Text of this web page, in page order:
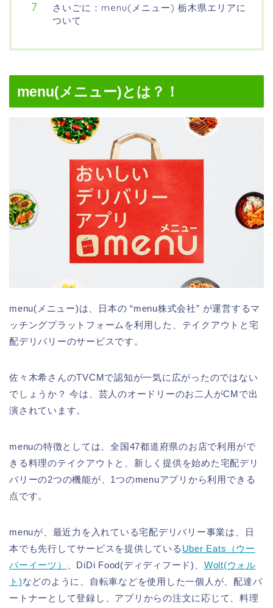
さいごに：menu(メニュー) 栃木県エリアに
ついて
menu(メニュー)とは？！
menu(メニュー)は、日本の “menu株式会社” が運営するマ
ッチングプラットフォームを利用した、テイクアウトと宅
配デリバリーのサービスです。
佐々木希さんのTVCMで認知が一気に広がったのではない
でしょうか？ 今は、芸人のオードリーのお二人がCMで出
演されています。
menuの特徴としては、全国47都道府県のお店で利用がで
きる料理のテイクアウトと、新しく提供を始めた宅配デリ
バリーの2つの機能が、1つのmenuアプリから利用できる
点です。
menuが、最近力を入れている宅配デリバリー事業は、日
本でも先行してサービスを提供している Uber Eats（ウー
バーイーツ）
、DiDi Food(ディディフード)、 Wolt(ウォル
ト)などのように、自転車などを使用した一個人が、配達パ
ートナーとして登録し、アプリからの注文に応じて、料理